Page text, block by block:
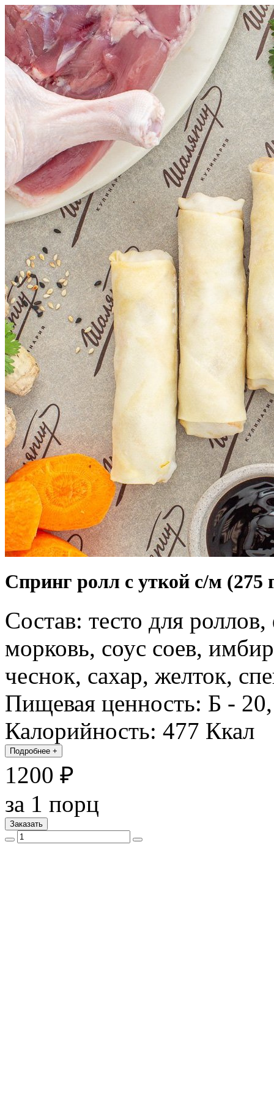
Спринг ролл с уткой с/м (275
Состав: тесто для
морковь, соус соев,
чеснок, сахар, желток,
Пищевая ценность: Б -
Калорийность: 477 Ккал
Подробнее +
1200 ₽
за 1 порц
Заказать